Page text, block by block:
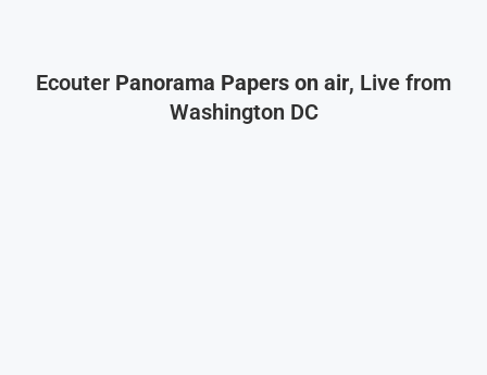
Ecouter Panorama Papers on air, Live from
Washington DC